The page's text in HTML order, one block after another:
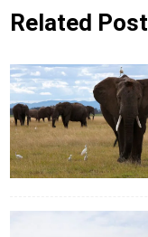
Related Post